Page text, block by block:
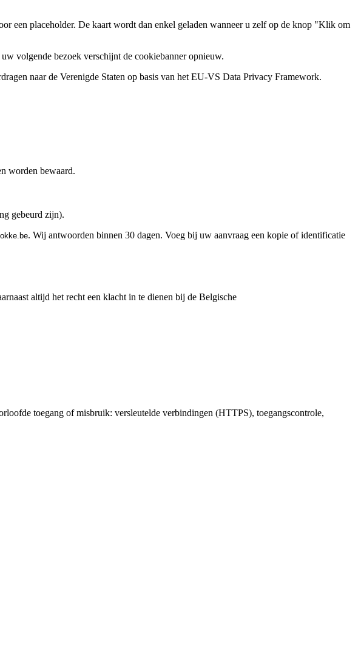
een placeholder. De kaart wordt dan enkel geladen wanneer u zelf op de knop "Klik om
volgende bezoek verschijnt de cookiebanner opnieuw.
naar de Verenigde Staten op basis van het EU-VS Data Privacy Framework.
worden bewaard.
gebeurd zijn).
. Wij antwoorden binnen 30 dagen. Voeg bij uw aanvraag een kopie of identificatie
altijd het recht een klacht in te dienen bij de Belgische
toegang of misbruik: versleutelde verbindingen (HTTPS), toegangscontrole,